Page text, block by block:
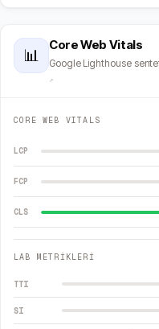
📊
Core Web Vitals
Google Lighthouse
↗
CORE WEB VITALS
LCP
FCP
CLS
LAB METRİKLERİ
TTI
SI